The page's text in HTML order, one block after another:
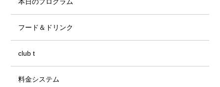
フード＆ドリンク
club t
料金システム